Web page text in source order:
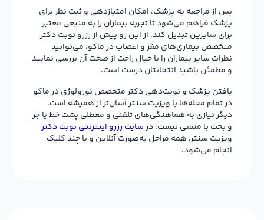
پس از مراجعه به پزشک، امکان امتیازدهی و ثبت نظر برای
پزشک فراهم می‌شود تا تجربه بیماران را به منبعی معتبر
برای سایرین تبدیل کند. از این رو پیش از رزرو نوبت دکتر
متخصص بیماری‌های مغز و اعصاب در ماکو، می‌توانید
نظرات سایر بیماران را با خیال راحت از صحت آن بررسی نمایید
و مطمئن باشید انتخابتان درست است.
یافتن پزشک و نوبت‌دهی دکتر متخصص نورولوژی در ماکو
در تمام محله‌ها با ویزیت سنتر آسان‌تر از همیشه است.
دیگر نیازی به هماهنگی‌های تلفنی و معطلی پشت خط یا جر
و بحث با منشی نیست؛ درسایت رزرو اینترنتی نوبت دکتر
ویزیت سنتر، همه مراحل به‌صورت آنلاین و با چند کلیک
انجام می‌شود.